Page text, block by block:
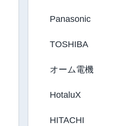
Panasonic
TOSHIBA
オーム電機
HotaluX
HITACHI